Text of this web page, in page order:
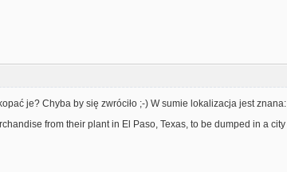
je? Chyba by się zwróciło ;-) W sumie lokalizacja jest znana:
from their plant in El Paso, Texas, to be dumped in a